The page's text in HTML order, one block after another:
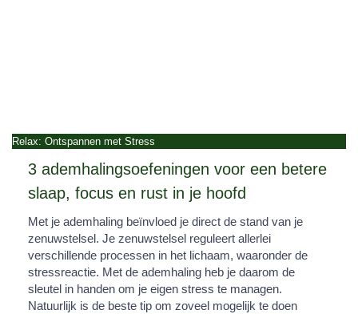
Relax: Ontspannen met Stress
3 ademhalingsoefeningen voor een betere
slaap, focus en rust in je hoofd
Met je ademhaling beïnvloed je direct de stand van je
zenuwstelsel. Je zenuwstelsel reguleert allerlei
verschillende processen in het lichaam, waaronder de
stressreactie. Met de ademhaling heb je daarom de
sleutel in handen om je eigen stress te managen.
Natuurlijk is de beste tip om zoveel mogelijk te doen